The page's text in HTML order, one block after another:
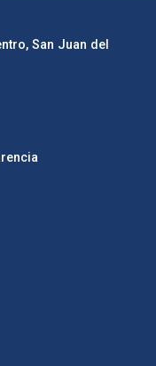
San Juan del